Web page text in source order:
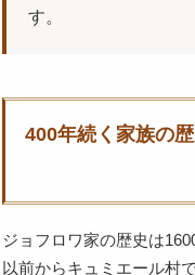
す。
400年続く家族の
ジョフロワ家の歴史は
以前からキュミエール村